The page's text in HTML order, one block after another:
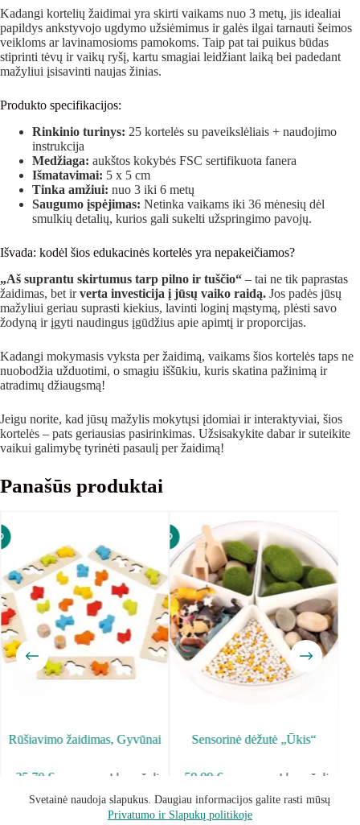
Svetainė naudoja slapukus. Daugiau informacijos galite rasti mūsų
Privatumo ir Slapukų politikoje
Kadangi kortelių žaidimai yra skirti vaikams nuo 3 metų, jis idealiai
papildys ankstyvojo ugdymo užsiėmimus ir galės ilgai tarnauti šeimos
veikloms ar lavinamosioms pamokoms. Taip pat tai puikus būdas
stiprinti tėvų ir vaikų ryšį, kartu smagiai leidžiant laiką bei padedant
mažyliui įsisavinti naujas žinias.
Produkto specifikacijos:
Rinkinio turinys: 25 kortelės su paveikslėliais + naudojimo
instrukcija
Medžiaga: aukštos kokybės FSC sertifikuota fanera
Išmatavimai: 5 x 5 cm
Tinka amžiui: nuo 3 iki 6 metų
Saugumo įspėjimas: Netinka vaikams iki 36 mėnesių dėl
smulkių detalių, kurios gali sukelti užspringimo pavojų.
Išvada: kodėl šios edukacinės kortelės yra nepakeičiamos?
„Aš suprantu skirtumus tarp pilno ir tuščio“ – tai ne tik paprastas
žaidimas, bet irverta investicija į jūsų vaiko raidą. Jos padės jūsų
mažyliui geriau suprasti kiekius, lavinti loginį mąstymą, plėsti savo
žodyną ir įgyti naudingus įgūdžius apie apimtį ir proporcijas.
Kadangi mokymasis vyksta per žaidimą, vaikams šios kortelės taps ne
nuobodžia užduotimi, o smagiu iššūkiu, kuris skatina pažinimą ir
atradimų džiaugsmą!
Jeigu norite, kad jūsų mažylis mokytųsi įdomiai ir interaktyviai, šios
kortelės – pats geriausias pasirinkimas. Užsisakykite dabar ir suteikite
vaikui galimybę tyrinėti pasaulį per žaidimą!
Panašūs produktai
Rūšiavimo žaidimas, Gyvūnai
35.70 € Į krepšelį
Sensorinė dėžutė „Ūkis“
59.99 € Į krepšelį
Sąlygos ir taisyklės Privatumo Politika